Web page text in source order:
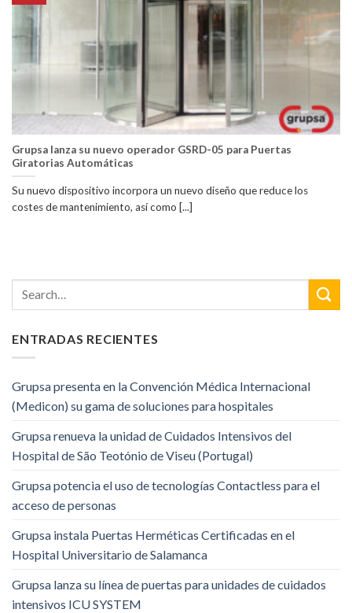
ENTRADAS RECIENTES
Grupsa presenta en la Convención Médica Internacional
(Medicon) su gama de soluciones para hospitales
Grupsa renueva la unidad de Cuidados Intensivos del
Hospital de São Teotónio de Viseu (Portugal)
Grupsa potencia el uso de tecnologías Contactless para el
acceso de personas
Grupsa instala Puertas Herméticas Certificadas en el
Hospital Universitario de Salamanca
Grupsa lanza su línea de puertas para unidades de cuidados
intensivos ICU SYSTEM
Grupsa lanza su nuevo operador GSRD-05 para Puertas
Giratorias Automáticas
Su nuevo dispositivo incorpora un nuevo diseño que reduce los
costes de mantenimiento, así como [...]